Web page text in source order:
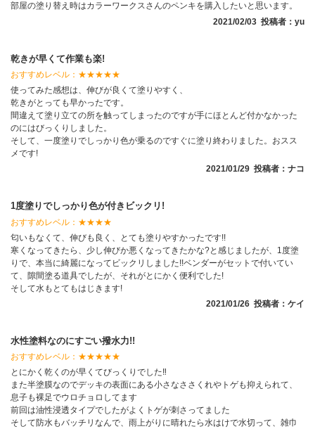
部屋の塗り替え時はカラーワークスさんのペンキを購入したいと思います。
2021/02/03 投稿者：yu
乾きが早くて作業も楽!
おすすめレベル： ★★★★★
使ってみた感想は、伸びが良くて塗りやすく、
乾きがとっても早かったです。
間違えて塗り立ての所を触ってしまったのですが手にほとんど付かなかった
のにはびっくりしました。
そして、一度塗りでしっかり色が乗るのですぐに塗り終わりました。おスス
メです!
2021/01/29 投稿者：ナコ
1度塗りでしっかり色が付きビックリ!
おすすめレベル： ★★★★
匂いもなくて、伸びも良く、とても塗りやすかったです!!
寒くなってきたら、少し伸びか悪くなってきたかな?と感じましたが、1度塗
りで、本当に綺麗になってビックリしました!!ベンダーがセットで付いてい
て、隙間塗る道具でしたが、それがとにかく便利でした!
そして水もとてもはじきます!
2021/01/26 投稿者：ケイ
水性塗料なのにすごい撥水力!!
おすすめレベル： ★★★★★
とにかく乾くのが早くてびっくりでした‼️
また半塗膜なのでデッキの表面にある小さなささくれやトゲも抑えられて、
息子も裸足でウロチョロしてます
前回は油性浸透タイプでしたがよくトゲが刺さってました
そして防水もバッチリなんで、雨上がりに晴れたら水はけで水切って、雑巾